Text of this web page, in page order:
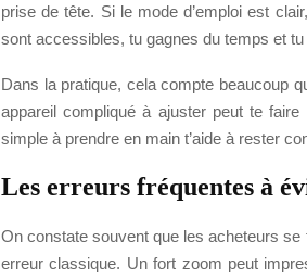
prise de tête. Si le mode d’emploi est
sont accessibles, tu gagnes du temps et tu
Dans la pratique, cela compte beaucoup
appareil compliqué à ajuster peut te
simple à prendre en main t’aide à rester
Les erreurs fréquentes à
On constate souvent que les acheteurs
erreur classique. Un fort zoom peut